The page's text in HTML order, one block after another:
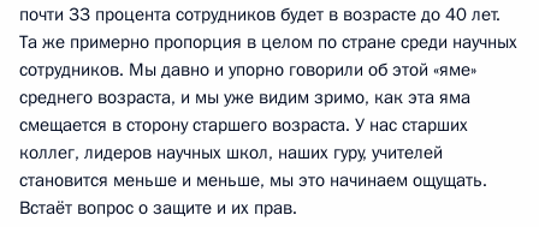
почти 33 процента сотрудников будет в возрасте до 40 лет.
Та же примерно пропорция в целом по стране среди научных
сотрудников. Мы давно и упорно говорили об этой «яме»
среднего возраста, и мы уже видим зримо, как эта яма
смещается в сторону старшего возраста. У нас старших
коллег, лидеров научных школ, наших гуру, учителей
становится меньше и меньше, мы это начинаем ощущать.
Встаёт вопрос о защите и их прав.